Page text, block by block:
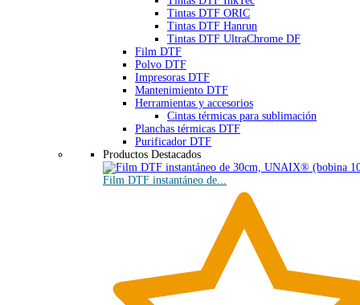
Tintas DTF ORIC
Tintas DTF Hanrun
Tintas DTF UltraChrome DF
Film DTF
Polvo DTF
Impresoras DTF
Mantenimiento DTF
Herramientas y accesorios
Cintas térmicas para sublimación
Planchas térmicas DTF
Purificador DTF
Productos Destacados
Film DTF instantáneo de...